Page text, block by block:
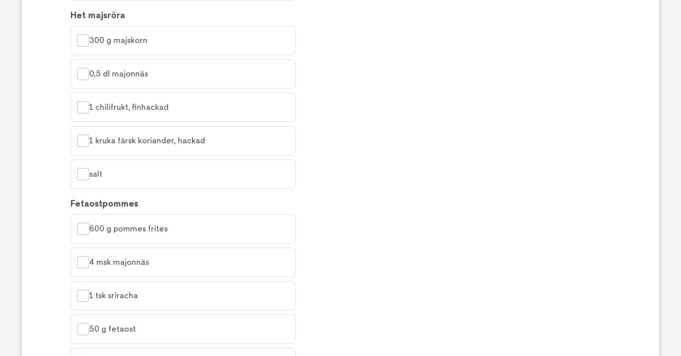
Het majsröra
300 g majskorn
0,5 dl majonnäs
1 chilifrukt, finhackad
1 kruka färsk koriander, hackad
salt
Fetaostpommes
600 g pommes frites
4 msk majonnäs
1 tsk sriracha
50 g fetaost